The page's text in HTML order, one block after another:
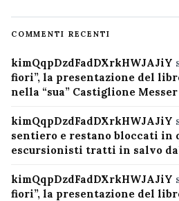
COMMENTI RECENTI
kimQqpDzdFadDXrkHWJAJiY
fiori”, la presentazione del
nella “sua” Castiglione
kimQqpDzdFadDXrkHWJAJiY
sentiero e restano bloccati in
escursionisti tratti in salvo
kimQqpDzdFadDXrkHWJAJiY
fiori”, la presentazione del